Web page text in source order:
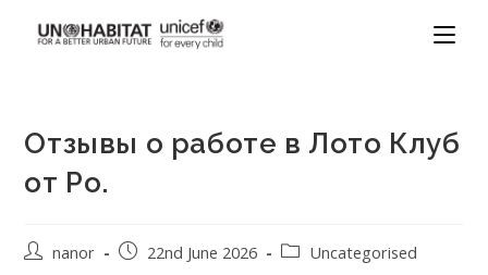
Отзывы о работе в Лото Клуб
от Po.
nanor 22nd June 2026 Uncategorised